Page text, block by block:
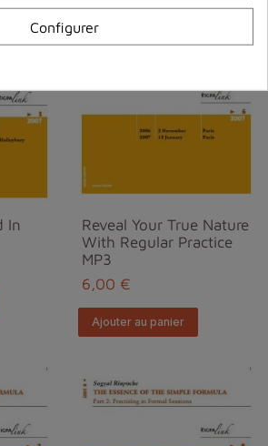
In
Reveal Your True Nature
With Regular Practice
MP3
6,00 €
Ajouter au panier
Configurer